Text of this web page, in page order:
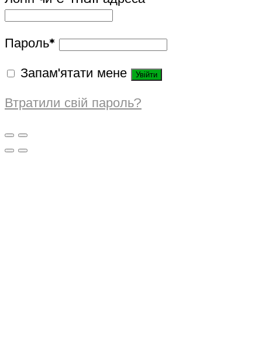
Пароль*
Запам'ятати мене
Увійти
Втратили свій пароль?